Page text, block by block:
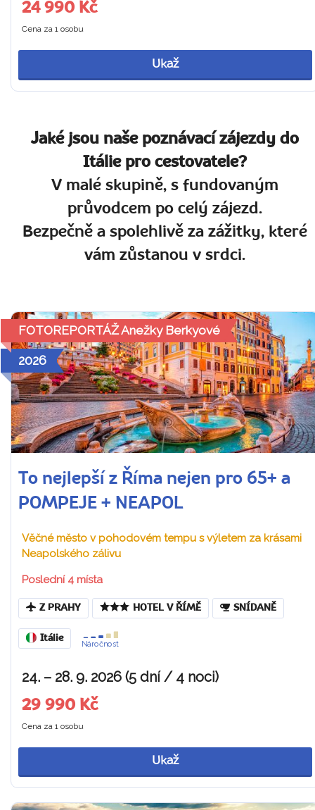
24 990 Kč
Cena za 1 osobu
Ukaž
Jaké jsou naše poznávací zájezdy do
Itálie pro cestovatele?
V malé skupině, s fundovaným
průvodcem po celý zájezd.
Bezpečně a spolehlivě za zážitky, které
vám zůstanou v srdci.
FOTOREPORTÁŽ Anežky Berkyové
2026
To nejlepší z Říma nejen pro 65+ a
POMPEJE + NEAPOL
Věčné město v pohodovém tempu s výletem za krásami
Neapolského zálivu
Poslední 4 místa
Z PRAHY HOTEL V ŘÍMĚ SNÍDANĚ
Itálie
Náročnost
24. – 28. 9. 2026 (5 dní / 4 noci)
29 990 Kč
Cena za 1 osobu
Ukaž